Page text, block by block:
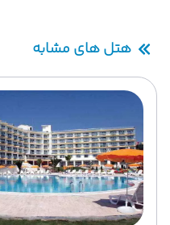
هتل های مشابه